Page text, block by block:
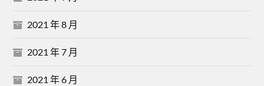
2021 年 8 月
2021 年 7 月
2021 年 6 月